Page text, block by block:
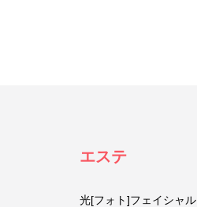
エステ
光[フォト]フェイシャル